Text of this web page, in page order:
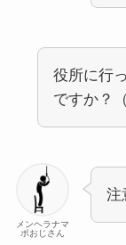
役所に行
ですか？
メンヘラナマ
ポおじさん
注